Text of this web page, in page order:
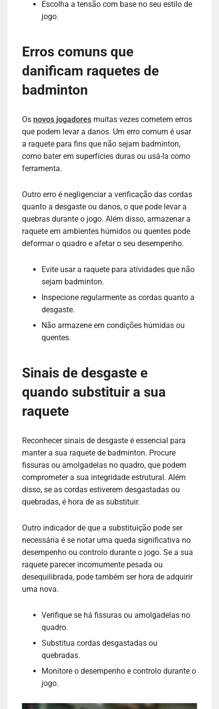
Escolha a tensão com base no seu estilo de
jogo.
Erros comuns que
danificam raquetes de
badminton
Os novos jogadores muitas vezes cometem erros
que podem levar a danos. Um erro comum é usar
a raquete para fins que não sejam badminton,
como bater em superfícies duras ou usá-la como
ferramenta.
Outro erro é negligenciar a verificação das cordas
quanto a desgaste ou danos, o que pode levar a
quebras durante o jogo. Além disso, armazenar a
raquete em ambientes húmidos ou quentes pode
deformar o quadro e afetar o seu desempenho.
Evite usar a raquete para atividades que não
sejam badminton.
Inspecione regularmente as cordas quanto a
desgaste.
Não armazene em condições húmidas ou
quentes.
Sinais de desgaste e
quando substituir a sua
raquete
Reconhecer sinais de desgaste é essencial para
manter a sua raquete de badminton. Procure
fissuras ou amolgadelas no quadro, que podem
comprometer a sua integridade estrutural. Além
disso, se as cordas estiverem desgastadas ou
quebradas, é hora de as substituir.
Outro indicador de que a substituição pode ser
necessária é se notar uma queda significativa no
desempenho ou controlo durante o jogo. Se a sua
raquete parecer incomumente pesada ou
desequilibrada, pode também ser hora de adquirir
uma nova.
Verifique se há fissuras ou amolgadelas no
quadro.
Substitua cordas desgastadas ou
quebradas.
Monitore o desempenho e controlo durante o
jogo.